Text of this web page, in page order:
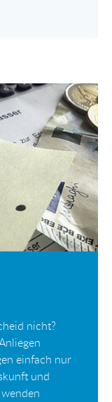
nicht?
einfach nur
und